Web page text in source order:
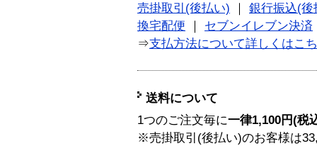
売掛取引(後払い)
銀行振込(後
換宅配便
セブンイレブン決済
⇒支払方法について詳しくはこ
送料について
1つのご注文毎に一律1,100円(税
※売掛取引(後払い)のお客様は